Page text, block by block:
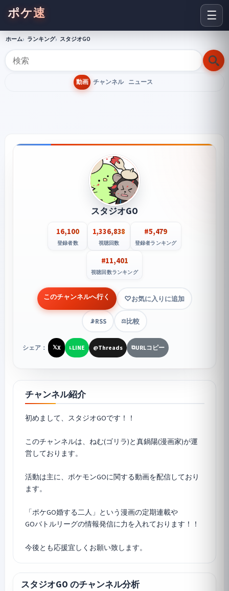
☰
ポケ速
ホーム ランキング スタジオGO
動画 チャンネル ニュース
スタジオGO
16,100
登録者数
1,336,838
視聴回数
#5,479
登録者ランキング
#11,401
視聴回数ランキング
このチャンネルへ行く お気に入りに追加
📡RSS ⚖️比較
シェア： 𝕏X LLINE @Threads ⧉URLコピー
チャンネル紹介
初めまして、スタジオGOです！！
このチャンネルは、ねむ(ゴリラ)と真鍋陽(漫画家)が運
営しております。
活動は主に、 ポケモンGOに関する動画を配信しており
ます。
「ポケGO婚する二人」という漫画の定期連載や
GOバトルリーグの情報発信に力を入れております！！
スタジオGO のチャンネル分析